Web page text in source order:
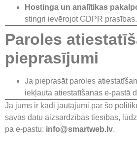
Hostinga un analītikas
stingri ievērojot GDPR prasības.
Paroles
pieprasījumi
Ja pieprasāt paroles
iekļauta atiestatīšanas e-pastā
Ja jums ir kādi jautājumi par šo
savas datu aizsardzības tiesības,
pa e-pastu: info@smartweb.lv.